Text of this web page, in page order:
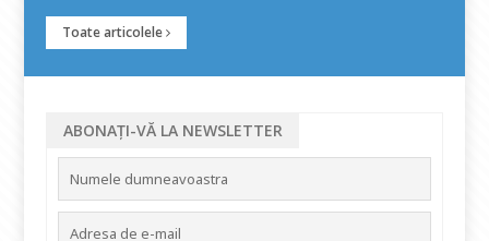
Toate articolele
ABONAȚI-VĂ LA NEWSLETTER